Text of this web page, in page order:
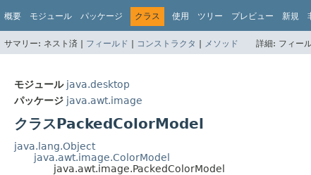
概要 モジュール パッケージ クラス 使用 ツリー プレビュー 新規
サマリー: ネスト済 | フィールド | コンストラクタ | メソッド 詳細: フィー
モジュール java.desktop
パッケージ java.awt.image
クラスPackedColorModel
java.lang.Object
java.awt.image.ColorModel
java.awt.image.PackedColorModel